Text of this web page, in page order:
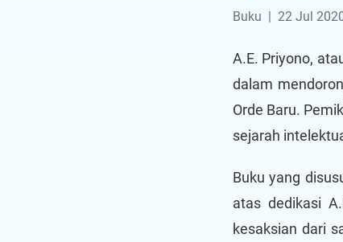
Buku | 22 Jul
A.E. Priyono,
dalam
Orde Baru.
sejarah
Buku yang
atas dedikasi
kesaksian dari